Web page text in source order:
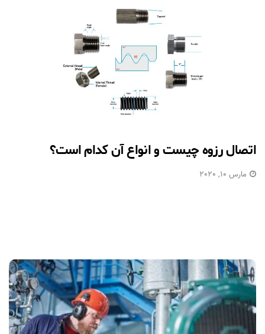
اتصال رزوه چیست و انواع آن کدام است؟
مارس 10, 2020